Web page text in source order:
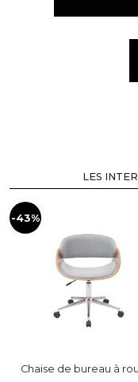
LES
-43%
Chaise de bureau à